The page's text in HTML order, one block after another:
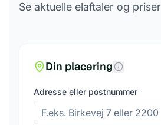
Se aktuelle elaftaler og priser
Din placering
Adresse eller postnummer